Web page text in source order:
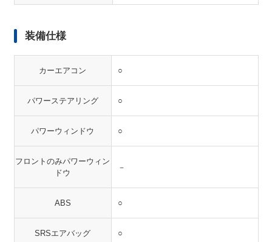
装備仕様
カーエアコン ○
パワーステアリング ○
パワーウィンドウ ○
フロントのみパワーウィン
ドウ
－
ABS ○
SRSエアバッグ ○